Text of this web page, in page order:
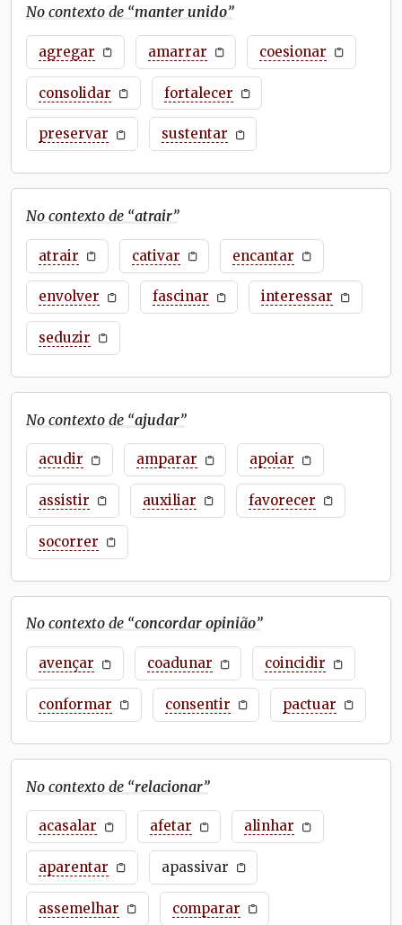
No contexto de “manter unido”
agregar amarrar coesionar
consolidar fortalecer
preservar sustentar
No contexto de “atrair”
atrair cativar encantar
envolver fascinar interessar
seduzir
No contexto de “ajudar”
acudir amparar apoiar
assistir auxiliar favorecer
socorrer
No contexto de “concordar opinião”
avençar coadunar coincidir
conformar consentir pactuar
No contexto de “relacionar”
acasalar afetar alinhar
aparentar apassivar
assemelhar comparar